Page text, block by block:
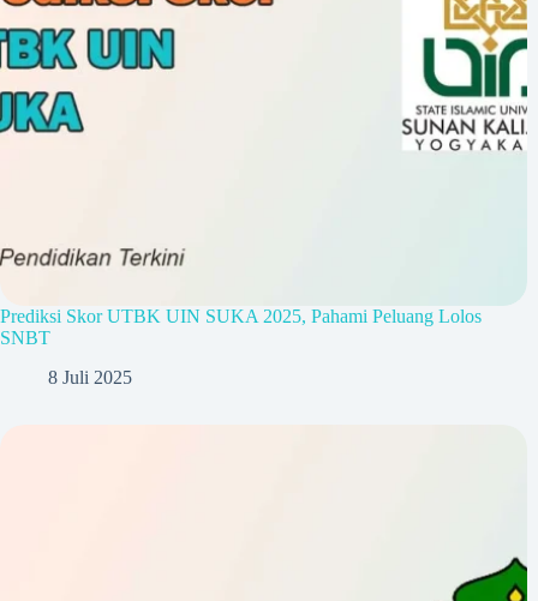
Prediksi Skor UTBK UIN SUKA 2025, Pahami Peluang Lolos
SNBT
8 Juli 2025